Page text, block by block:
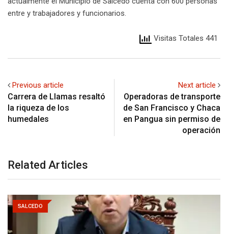
entre y trabajadores y funcionarios.
Visitas Totales 441
Previous article
Carrera de Llamas resaltó
la riqueza de los
humedales
Next article
Operadoras de transporte
de San Francisco y Chaca
en Pangua sin permiso de
operación
Related Articles
SALCEDO